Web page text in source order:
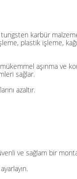
tungsten karbür
plastik işleme,
aşınma ve
sağlar.
azaltır.
ve sağlam bir